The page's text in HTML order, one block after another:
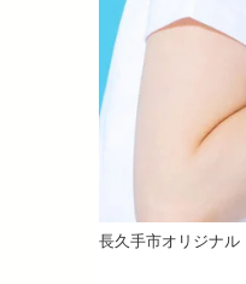
長久手市オリジナル